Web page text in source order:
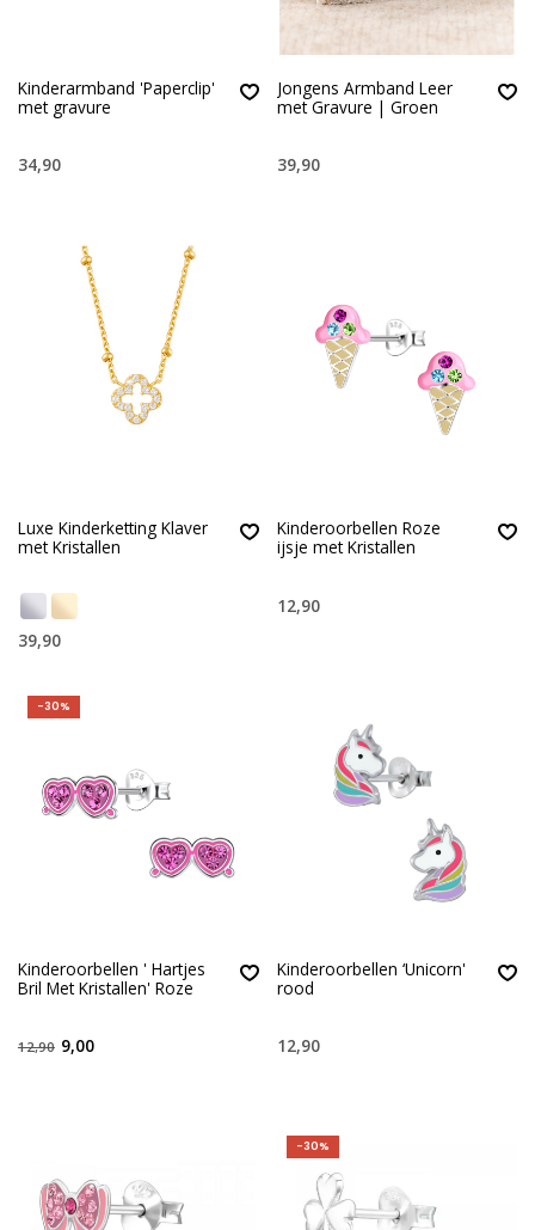
Kinderarmband 'Paperclip'
met gravure
34,90
Jongens Armband Leer
met Gravure | Groen
39,90
Luxe Kinderketting Klaver
met Kristallen
39,90
Kinderoorbellen Roze
ijsje met Kristallen
12,90
-30%
Kinderoorbellen ' Hartjes
Bril Met Kristallen' Roze
12,90 9,00
Kinderoorbellen ‘Unicorn'
rood
12,90
-30%